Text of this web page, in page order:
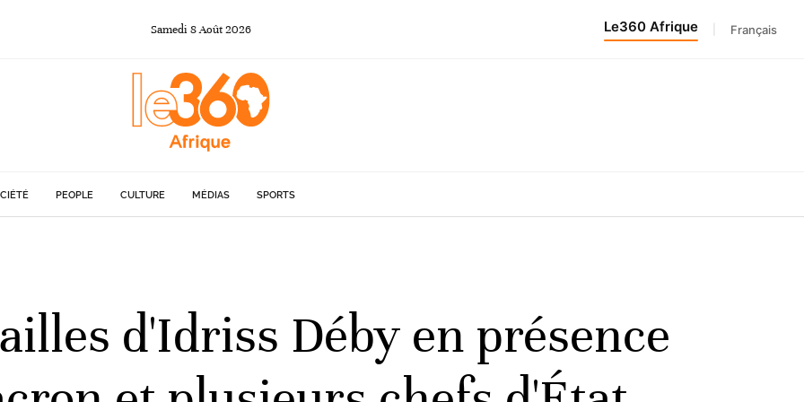
Samedi 8Août2026 Le360 Afrique Français
PEOPLE CULTURE MÉDIAS SPORTS
d'Idriss Déby en présence